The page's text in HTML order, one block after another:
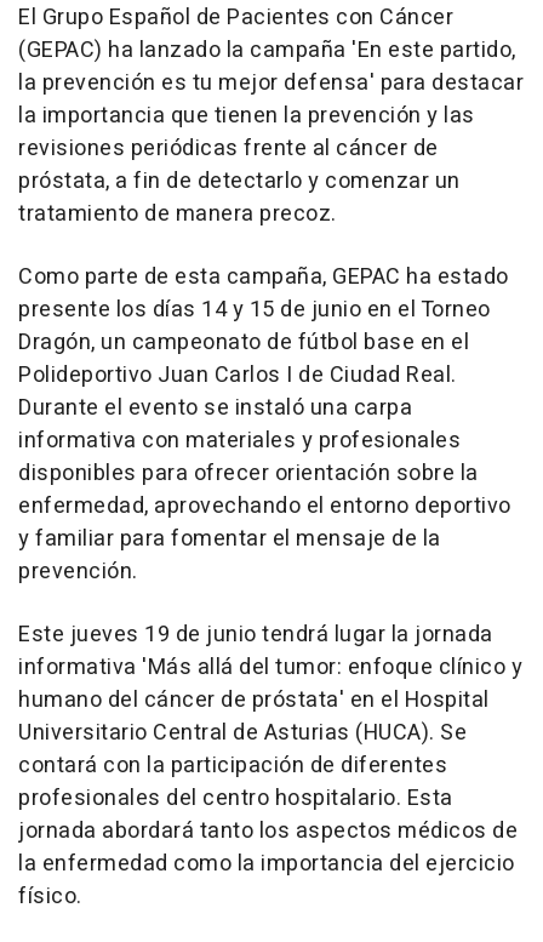
El Grupo Español de Pacientes con Cáncer
(GEPAC) ha lanzado la campaña 'En este partido,
la prevención es tu mejor defensa' para destacar
la importancia que tienen la prevención y las
revisiones periódicas frente al cáncer de
próstata, a fin de detectarlo y comenzar un
tratamiento de manera precoz.
Como parte de esta campaña, GEPAC ha estado
presente los días 14 y 15 de junio en el Torneo
Dragón, un campeonato de fútbol base en el
Polideportivo Juan Carlos I de Ciudad Real.
Durante el evento se instaló una carpa
informativa con materiales y profesionales
disponibles para ofrecer orientación sobre la
enfermedad, aprovechando el entorno deportivo
y familiar para fomentar el mensaje de la
prevención.
Este jueves 19 de junio tendrá lugar la jornada
informativa 'Más allá del tumor: enfoque clínico y
humano del cáncer de próstata' en el Hospital
Universitario Central de Asturias (HUCA). Se
contará con la participación de diferentes
profesionales del centro hospitalario. Esta
jornada abordará tanto los aspectos médicos de
la enfermedad como la importancia del ejercicio
físico.